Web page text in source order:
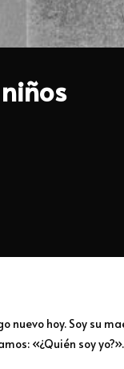
nuevo hoy. Soy su
«¿Quién soy yo?».